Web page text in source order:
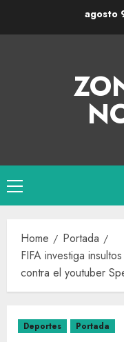
agosto
Home
Portada
FIFA investiga
contra el youtuber
Deportes Portada